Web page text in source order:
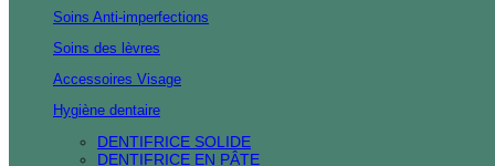
Soins Anti-imperfections
Soins des lèvres
Accessoires Visage
Hygiène dentaire
DENTIFRICE SOLIDE
DENTIFRICE EN PÂTE